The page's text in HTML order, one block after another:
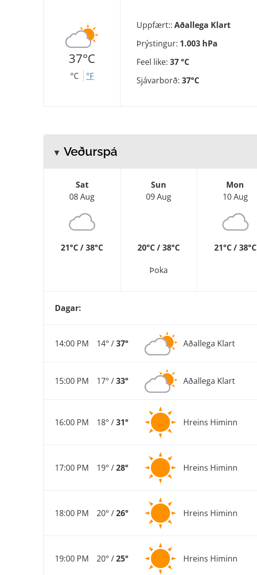
37°C
°C °F
Uppfært:: Aðallega Klart
Þrýstingur: 1.003 hPa
Feel like: 37 °C
Sjávarborð: 37°C
Veðurspá
Sat
08 Aug
21°C / 38°C
Sun
09 Aug
20°C / 38°C
Þoka
Mon
10 Aug
21°C / 38°C
Dagar:
14:00 PM 14° /37° Aðallega Klart
15:00 PM 17° /33° Aðallega Klart
16:00 PM 18° /31° Hreins Himinn
17:00 PM 19° /28° Hreins Himinn
18:00 PM 20° /26° Hreins Himinn
19:00 PM 20° /25° Hreins Himinn